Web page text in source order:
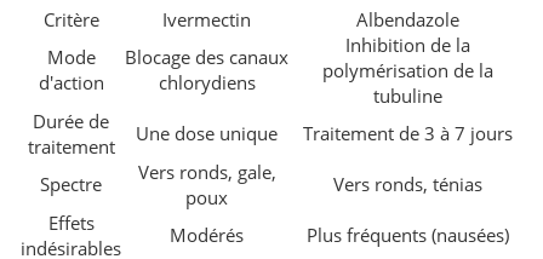
Critère Ivermectin
Albendazole
Mode
d'action
Blocage des canaux
chlorydiens
Inhibition de la
polymérisation de la
tubuline
Durée de
traitement
Une dose unique Traitement de 3 à 7 jours
Spectre
Vers ronds, gale,
poux
Vers ronds, ténias
Effets
indésirables
Modérés Plus fréquents (nausées)